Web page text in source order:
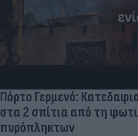
«Στην pole position για
Ντόρτμουντ»